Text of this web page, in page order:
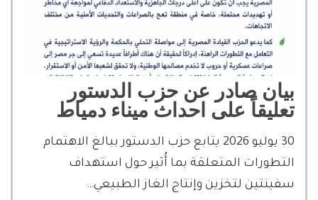
بيان صادر عن حزب الدستور
تعليقاً على احداث ميناء دمياط
30 يوليو 2026 يتابع حزب الدستور ببالغ الاهتمام
التطورات المتعلقة بما أُثير حول استهداف
سفينتين لتخزين وإنتاج الغاز الطبيعي…